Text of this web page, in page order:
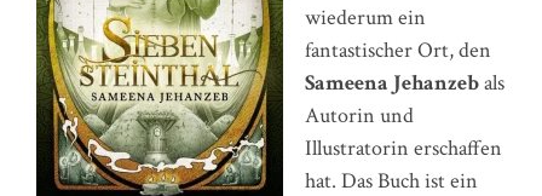
wiederum ein
fantastischer Ort, den
Sameena Jehanzebals
Autorin und
Illustratorin erschaffen
hat. Das Buch ist ein